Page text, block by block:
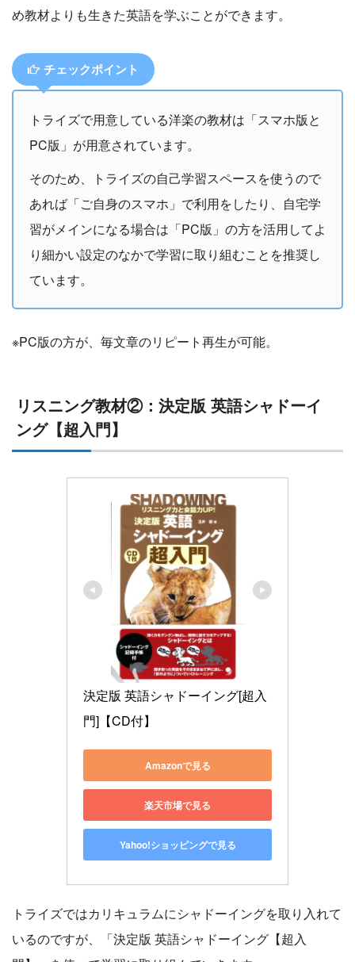
め教材よりも生きた英語を学ぶことができます。
チェックポイント
トライズで用意している洋楽の教材は「スマホ版と
PC版」が用意されています。
そのため、トライズの自己学習スペースを使うので
あれば「ご自身のスマホ」で利用をしたり、自宅学
習がメインになる場合は「PC版」の方を活用してよ
り細かい設定のなかで学習に取り組むことを推奨し
ています。
※PC版の方が、毎文章のリピート再生が可能。
リスニング教材②：決定版 英語シャドーイ
ング【超入門】
決定版 英語シャドーイング[超入
門]【CD付】
Amazonで見る
楽天市場で見る
Yahoo!ショッピングで見る
トライズではカリキュラムにシャドーイングを取り入れて
いるのですが、「決定版 英語シャドーイング【超入